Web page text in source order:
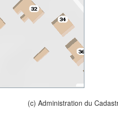
(c) Administration du